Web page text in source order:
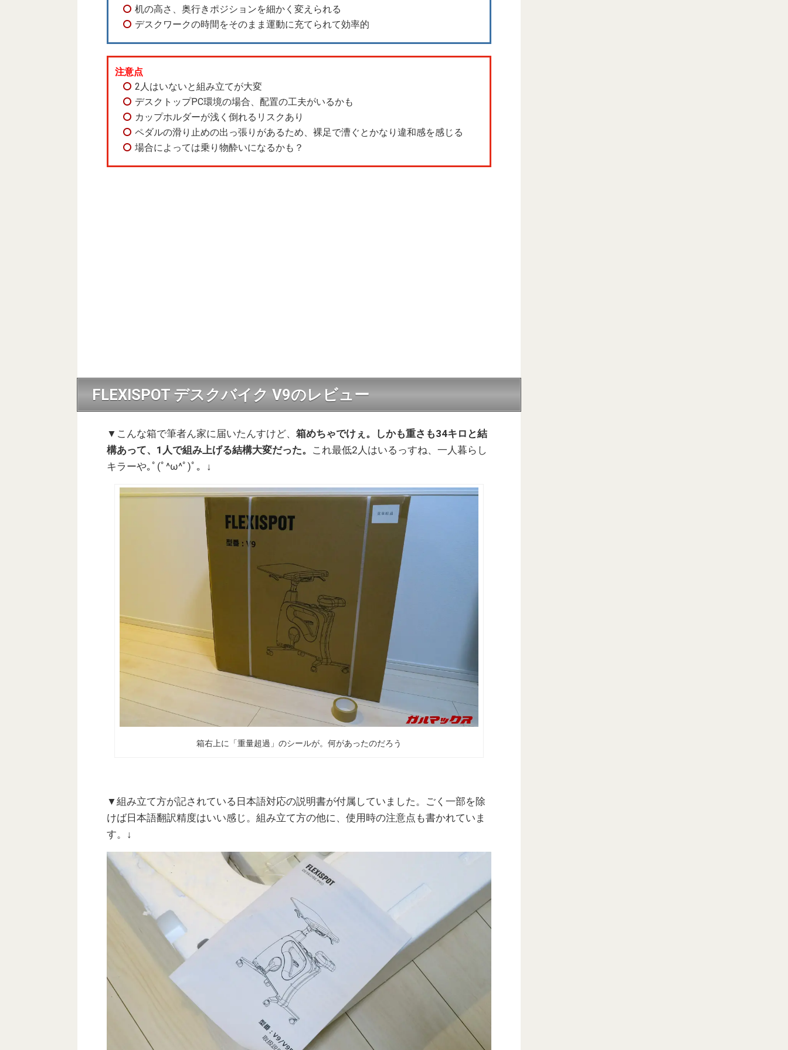
机の高さ、奥行きポジションを細かく変えられる
デスクワークの時間をそのまま運動に充てられて効率的
注意点
2人はいないと組み立てが大変
デスクトップPC環境の場合、配置の工夫がいるかも
カップホルダーが浅く倒れるリスクあり
ペダルの滑り止めの出っ張りがあるため、裸足で漕ぐとかなり違和感を感じる
場合によっては乗り物酔いになるかも？
FLEXISPOT デスクバイク V9のレビュー
▼こんな箱で筆者ん家に届いたんすけど、 箱めちゃでけぇ。しかも重さも34キロと結
構あって、1人で組み上げる結構大変だった。 これ最低2人はいるっすね、一人暮らし
キラーや｡ﾟ(ﾟ^ω^ﾟ)ﾟ。↓
箱右上に「重量超過」のシールが。何があったのだろう
▼組み立て方が記されている日本語対応の説明書が付属していました。ごく一部を除
けば日本語翻訳精度はいい感じ。組み立て方の他に、使用時の注意点も書かれていま
す。↓